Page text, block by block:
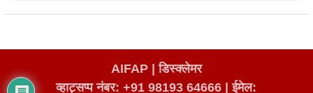
AIFAP |डिस्क्लेमर
व्हाट्सप्प नंबर: +91 98193 64666 |ईमेल: